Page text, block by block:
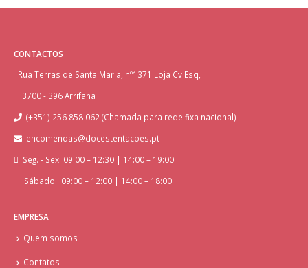
CONTACTOS
Rua Terras de Santa Maria, nº1371 Loja Cv Esq,
3700 - 396 Arrifana
(+351) 256 858 062 (Chamada para rede fixa nacional)
encomendas@docestentacoes.pt
Seg. - Sex. 09:00 – 12:30 | 14:00 – 19:00
Sábado : 09:00 – 12:00 | 14:00 – 18:00
EMPRESA
Quem somos
Contatos